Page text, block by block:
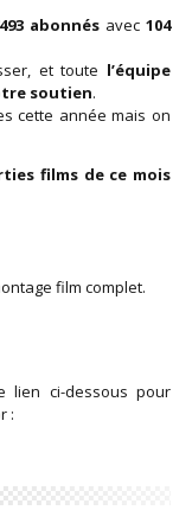
abonnés avec104
et toute l’équipe
soutien.
cette année mais on
films de ce mois
film complet.
lien ci-dessous pour
: